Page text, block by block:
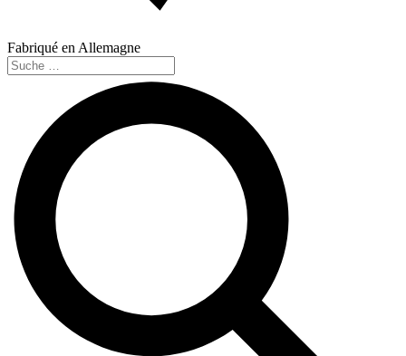
Fabriqué en Allemagne